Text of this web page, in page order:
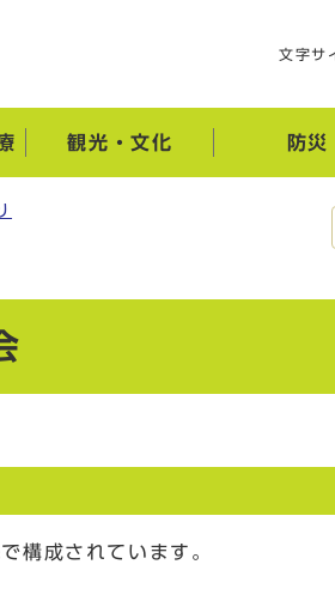
文字サ
観光・文化 防災
構成されています。